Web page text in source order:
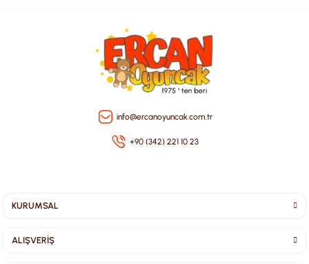
info@ercanoyuncak.com.tr
+90 (342) 221 10 23
KURUMSAL
ALIŞVERİŞ